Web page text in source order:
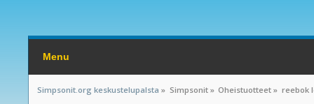
Menu
Simpsonit.org keskustelupalsta » Simpsonit» Oheistuotteet » reebok